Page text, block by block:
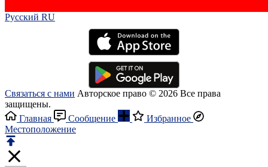
Русский RU‎
Связаться с нами Авторское право © 2026 Все права
защищены.
Главная
Сообщение
Избранное
Местоположение